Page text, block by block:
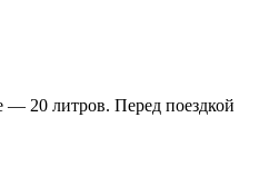
— 20 литров. Перед поездкой